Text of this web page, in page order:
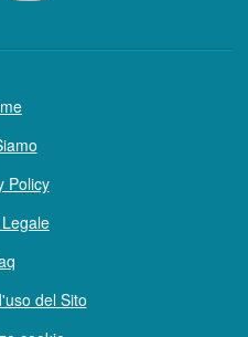
Policy
del Sito